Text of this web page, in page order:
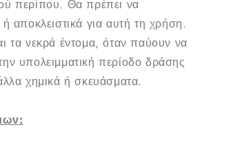
περίπου. Θα πρέπει να
αποκλειστικά για αυτή τη χρήση.
τα νεκρά έντομα, όταν παύουν να
υπολειμματική περίοδο δράσης
χημικά ή σκευάσματα.